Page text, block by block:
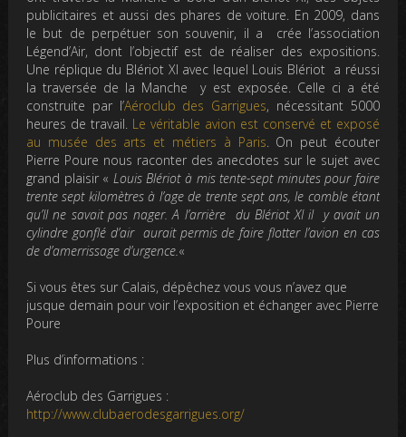
publicitaires et aussi des phares de voiture. En 2009, dans
le but de perpétuer son souvenir, il a crée l’association
Légend’Air, dont l’objectif est de réaliser des expositions.
Une réplique du Blériot XI avec lequel Louis Blériot a réussi
la traversée de la Manche y est exposée. Celle ci a été
construite par l’Aéroclub des Garrigues, nécessitant 5000
heures de travail. Le véritable avion est conservé et exposé
au musée des arts et métiers à Paris . On peut écouter
Pierre Poure nous raconter des anecdotes sur le sujet avec
grand plaisir « Louis Blériot à mis tente-sept minutes pour faire
trente sept kilomètres à l’age de trente sept ans, le comble étant
qu’Il ne savait pas nager. A l’arrière du Blériot XI il y avait un
cylindre gonflé d’air aurait permis de faire flotter l’avion en cas
de d’amerrissage d’urgence. «
Si vous êtes sur Calais, dépêchez vous vous n’avez que
jusque demain pour voir l’exposition et échanger avec Pierre
Poure
Plus d’informations :
Aéroclub des Garrigues :
http://www.clubaerodesgarrigues.org/